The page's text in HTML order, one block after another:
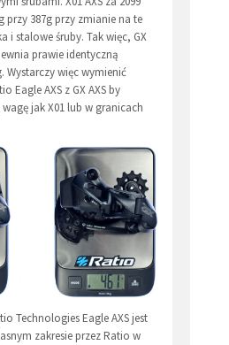
przy 387g przy zmianie na te
i stalowe śruby. Tak więc, GX
prawie identyczną
Wystarczy więc wymienić
Eagle AXS z GX AXS by
jak X01 lub w granicach
Technologies Eagle AXS jest
zakresie przez Ratio w